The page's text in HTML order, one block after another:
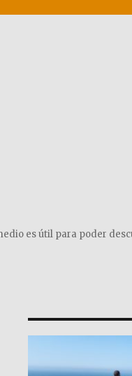
es útil para poder